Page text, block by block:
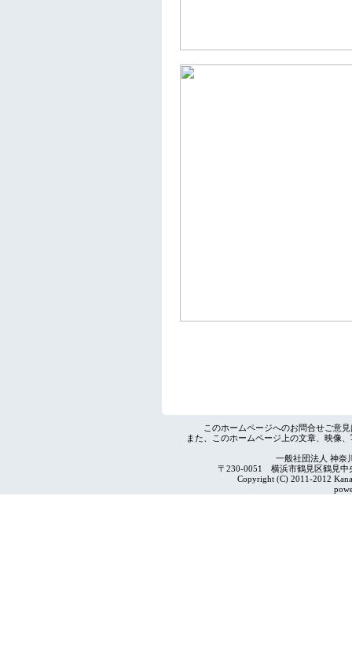
このホームページへのお問合せご意
また、このホームページ上の文章、映像
一般社団法人 神奈
〒230-0051 横浜市鶴見区鶴見
Copyright (C) 2011-2012